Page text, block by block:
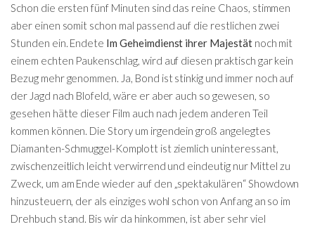
Schon die ersten fünf Minuten sind das reine Chaos, stimmen
aber einen somit schon mal passend auf die restlichen zwei
Stunden ein. Endete Im Geheimdienst ihrer Majestätnoch mit
einem echten Paukenschlag, wird auf diesen praktisch gar kein
Bezug mehr genommen. Ja, Bond ist stinkig und immer noch auf
der Jagd nach Blofeld, wäre er aber auch so gewesen, so
gesehen hätte dieser Film auch nach jedem anderen Teil
kommen können. Die Story um irgendein groß angelegtes
Diamanten-Schmuggel-Komplott ist ziemlich uninteressant,
zwischenzeitlich leicht verwirrend und eindeutig nur Mittel zu
Zweck, um am Ende wieder auf den „spektakulären“ Showdown
hinzusteuern, der als einziges wohl schon von Anfang an so im
Drehbuch stand. Bis wir da hinkommen, ist aber sehr viel